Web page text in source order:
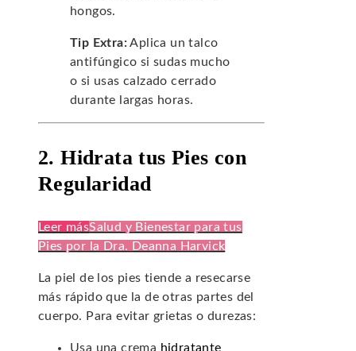
hongos.
Tip Extra:Aplica un talco
antifúngico si sudas mucho
o si usas calzado cerrado
durante largas horas.
2. Hidrata tus Pies con
Regularidad
Leer másSalud y Bienestar para tus
Pies por la Dra. Deanna Harvick
La piel de los pies tiende a resecarse
más rápido que la de otras partes del
cuerpo. Para evitar grietas o durezas:
Usa una crema hidratante